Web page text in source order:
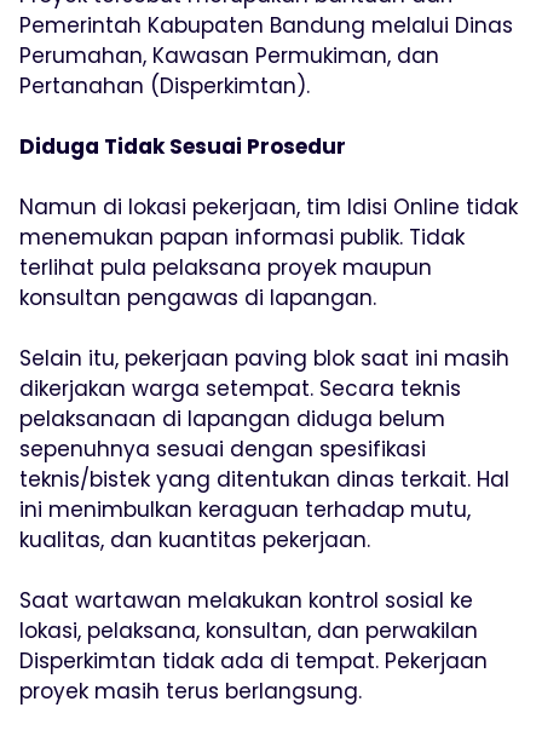
Pemerintah Kabupaten Bandung melalui Dinas
Perumahan, Kawasan Permukiman, dan
Pertanahan (Disperkimtan).
Diduga Tidak Sesuai Prosedur
Namun di lokasi pekerjaan, tim Idisi Online tidak
menemukan papan informasi publik. Tidak
terlihat pula pelaksana proyek maupun
konsultan pengawas di lapangan.
Selain itu, pekerjaan paving blok saat ini masih
dikerjakan warga setempat. Secara teknis
pelaksanaan di lapangan diduga belum
sepenuhnya sesuai dengan spesifikasi
teknis/bistek yang ditentukan dinas terkait. Hal
ini menimbulkan keraguan terhadap mutu,
kualitas, dan kuantitas pekerjaan.
Saat wartawan melakukan kontrol sosial ke
lokasi, pelaksana, konsultan, dan perwakilan
Disperkimtan tidak ada di tempat. Pekerjaan
proyek masih terus berlangsung.